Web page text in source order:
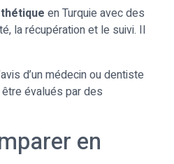
en Turquie avec des
la récupération et le suivi. Il
d’un médecin ou dentiste
évalués par des
en